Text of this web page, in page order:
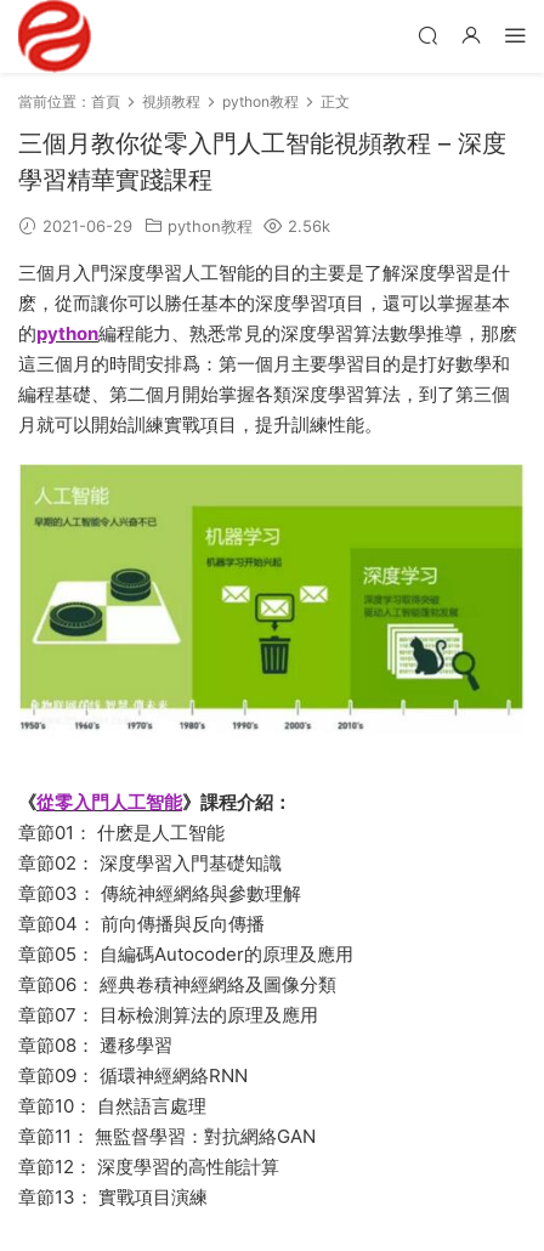
當前位置： 首頁 視頻教程 python教程 正文
三個月教你從零入門人工智能視頻教程 – 深度
學習精華實踐課程
2021-06-29 python教程 2.56k
三個月入門深度學習人工智能的目的主要是了解深度學習是什
麽，從而讓你可以勝任基本的深度學習項目，還可以掌握基本
的python編程能力、熟悉常見的深度學習算法數學推導，那麽
這三個月的時間安排爲：第一個月主要學習目的是打好數學和
編程基礎、第二個月開始掌握各類深度學習算法，到了第三個
月就可以開始訓練實戰項目，提升訓練性能。
《從零入門人工智能》課程介紹：
章節01： 什麽是人工智能
章節02： 深度學習入門基礎知識
章節03： 傳統神經網絡與參數理解
章節04： 前向傳播與反向傳播
章節05： 自編碼Autocoder的原理及應用
章節06： 經典卷積神經網絡及圖像分類
章節07： 目标檢測算法的原理及應用
章節08： 遷移學習
章節09： 循環神經網絡RNN
章節10： 自然語言處理
章節11： 無監督學習：對抗網絡GAN
章節12： 深度學習的高性能計算
章節13： 實戰項目演練